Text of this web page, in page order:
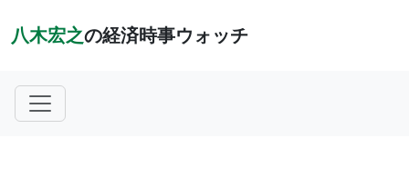
八木宏之の経済時事ウォッチ